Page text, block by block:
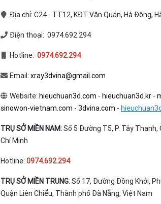
Địa chỉ: C24 - TT12, KĐT Văn Quán, Hà Đông,
Điện thoại: 0974.692.294
Hotline: 0974.692.294
Email: xray3dvina@gmail.com
Website: hieuchuan3d.com - hieuchuan3d.kr-
sinowon-vietnam.com - 3dvina.com -
TRỤ SỞ MIỀN NAM:Số 5 Đường T5, P. Tây Thạnh,
Chí Minh
Hotline: 0974.692.294
TRỤ SỞ MIỀN TRUNG: Số 17, Đường Đồng Khởi,
Quận Liên Chiểu, Thành phố Đà Nẵng, Việt Nam